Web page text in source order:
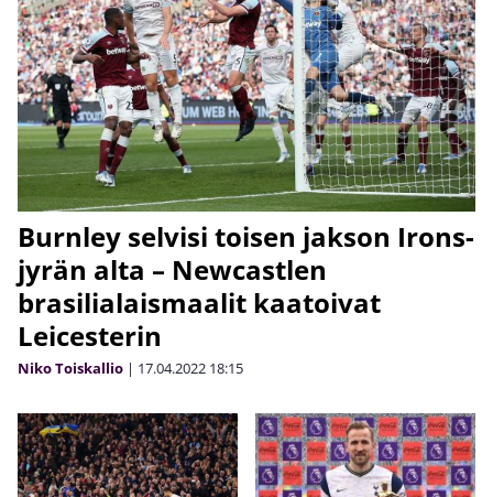
Burnley selvisi toisen jakson Irons-
jyrän alta – Newcastlen
brasilialaismaalit kaatoivat
Leicesterin
Niko Toiskallio | 17.04.2022 18:15